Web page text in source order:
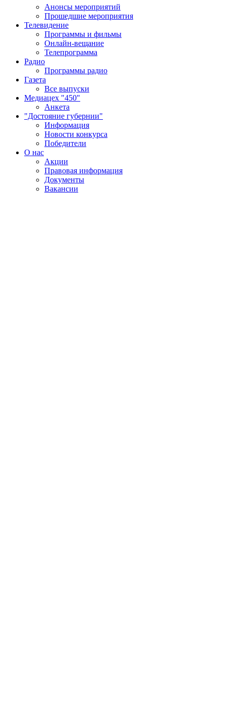
Анонсы мероприятий
Прошедшие мероприятия
Телевидение
Программы и фильмы
Онлайн-вещание
Телепрограмма
Радио
Программы радио
Газета
Все выпуски
Медиацех "450"
Анкета
"Достояние губернии"
Информация
Новости конкурса
Победители
О нас
Акции
Правовая информация
Документы
Вакансии